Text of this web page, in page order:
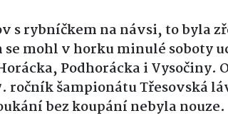
s rybníčkem na návsi, to byla
mohl v horku minulé soboty
Podhorácka i Vysočiny.
ročník šampionátu Třesovská
bez koupání nebyla nouze.